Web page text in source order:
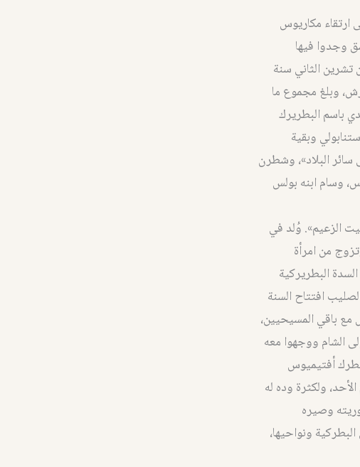
مكاريوس
وجدوا فيها
الثاني سنة
وبلغ مجموع ما
باسم البطريرك
وبقية
سائر البلاد»، وشطرن
وسام ابنه بولس
الزعيم». وُلد في
من امرأة
البطريركية
افتتاح السنة
مع باقي المسيحيين،
الشام ووجهوا معه
أفتيميوس
ولكثرة وده له
وصيره
ونواحيها،